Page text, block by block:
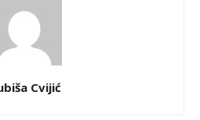
Cvijić